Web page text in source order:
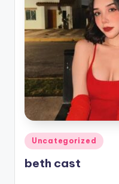
Publicado
en
Uncategorized
beth cast